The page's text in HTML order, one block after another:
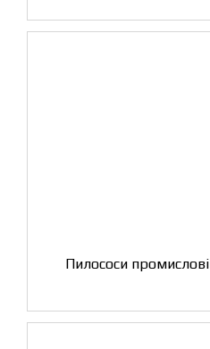
Пилососи промислові